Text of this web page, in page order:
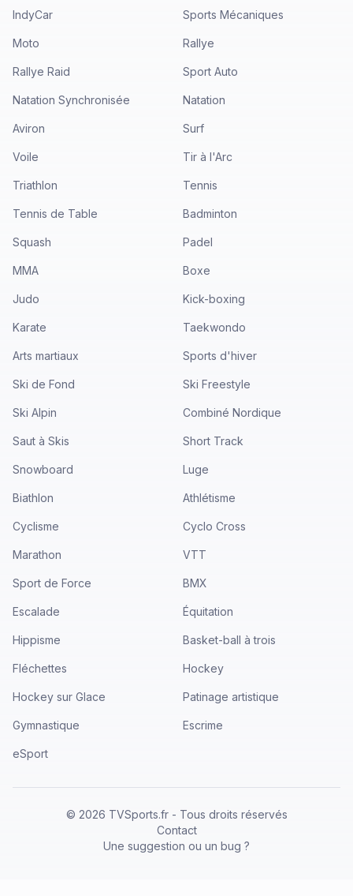
IndyCar Sports Mécaniques
Moto Rallye
Rallye Raid Sport Auto
Natation Synchronisée Natation
Aviron Surf
Voile Tir à l'Arc
Triathlon Tennis
Tennis de Table Badminton
Squash Padel
MMA Boxe
Judo Kick-boxing
Karate Taekwondo
Arts martiaux Sports d'hiver
Ski de Fond Ski Freestyle
Ski Alpin Combiné Nordique
Saut à Skis Short Track
Snowboard Luge
Biathlon Athlétisme
Cyclisme Cyclo Cross
Marathon VTT
Sport de Force BMX
Escalade Équitation
Hippisme Basket-ball à trois
Fléchettes Hockey
Hockey sur Glace Patinage artistique
Gymnastique Escrime
eSport
© 2026 TVSports.fr - Tous droits réservés
Contact
Une suggestion ou un bug ?